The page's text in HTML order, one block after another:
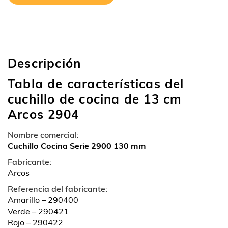
Descripción
Tabla de características del
cuchillo de cocina de 13 cm
Arcos 2904
Nombre comercial:
Cuchillo Cocina Serie 2900 130 mm
Fabricante:
Arcos
Referencia del fabricante:
Amarillo – 290400
Verde – 290421
Rojo – 290422